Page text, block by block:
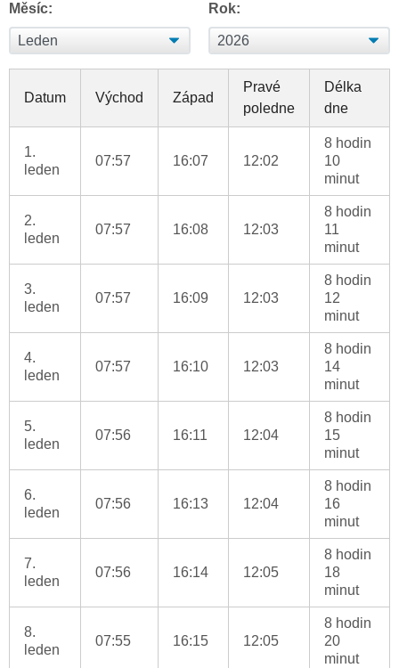
Měsíc: Rok:
Datum Východ Západ
Pravé
poledne
Délka
dne
1.
leden
07:57 16:07 12:02
8 hodin
10
minut
2.
leden
07:57 16:08 12:03
8 hodin
11
minut
3.
leden
07:57 16:09 12:03
8 hodin
12
minut
4.
leden
07:57 16:10 12:03
8 hodin
14
minut
5.
leden
07:56 16:11 12:04
8 hodin
15
minut
6.
leden
07:56 16:13 12:04
8 hodin
16
minut
7.
leden
07:56 16:14 12:05
8 hodin
18
minut
8.
leden
07:55 16:15 12:05
8 hodin
20
minut